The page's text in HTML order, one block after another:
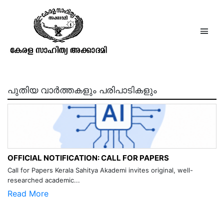
ശൂരനാട് കുഞ്ഞൻപിള്ള
പുതിയ വാർത്തകളും പരിപാടികളും
OFFICIAL NOTIFICATION: CALL FOR PAPERS
Call for Papers Kerala Sahitya Akademi invites original, well-
researched academic...
Read More